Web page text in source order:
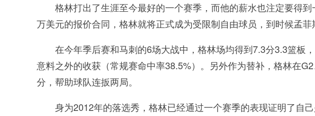
格林打出了生涯至今最好的一个赛季，而他的薪水也注定要得
万美元的报价合同，格林就将正式成为受限制自由球员，到时候孟菲
在今年季后赛和马刺的6场大战中，格林场均得到7.3分3.3篮板
意料之外的收获（常规赛命中率38.5%）。另外作为替补，格林在
分，帮助球队连扳两局。
身为2012年的落选秀，格林已经通过一个赛季的表现证明了自